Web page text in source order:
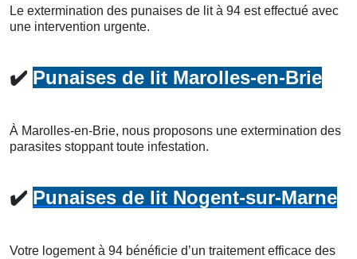
Le extermination des punaises de lit à 94 est effectué avec
une intervention urgente.
✔️ Punaises de lit Marolles-en-Brie
À Marolles-en-Brie, nous proposons une extermination des
parasites stoppant toute infestation.
✔️ Punaises de lit Nogent-sur-Marne
Votre logement à 94 bénéficie d’un traitement efficace des